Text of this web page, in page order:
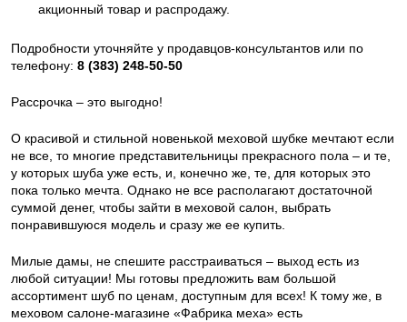
акционный товар и распродажу.
Подробности уточняйте у продавцов-консультантов или по
телефону: 8 (383) 248-50-50
Рассрочка – это выгодно!
О красивой и стильной новенькой меховой шубке мечтают если
не все, то многие представительницы прекрасного пола – и те,
у которых шуба уже есть, и, конечно же, те, для которых это
пока только мечта. Однако не все располагают достаточной
суммой денег, чтобы зайти в меховой салон, выбрать
понравившуюся модель и сразу же ее купить.
Милые дамы, не спешите расстраиваться – выход есть из
любой ситуации! Мы готовы предложить вам большой
ассортимент шуб по ценам, доступным для всех! К тому же, в
меховом салоне-магазине «Фабрика меха» есть